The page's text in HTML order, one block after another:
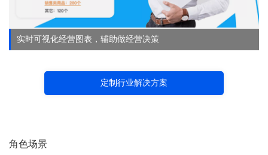
实时可视化经营图表，辅助做经营决策
定制行业解决方案
角色场景